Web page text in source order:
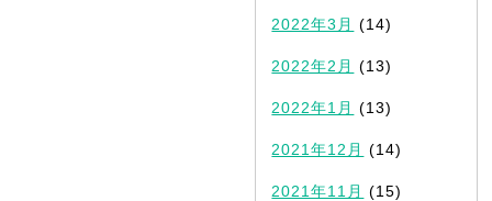
2022年3月 (14)
2022年2月 (13)
2022年1月 (13)
2021年12月 (14)
2021年11月 (15)